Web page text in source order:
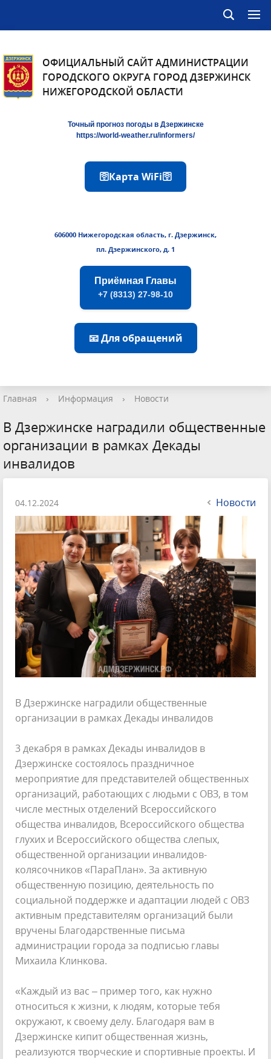
ОФИЦИАЛЬНЫЙ САЙТ АДМИНИСТРАЦИИ
ГОРОДСКОГО ОКРУГА ГОРОД ДЗЕРЖИНСК
НИЖЕГОРОДСКОЙ ОБЛАСТИ
Точный прогноз погоды в Дзержинске
https://world-weather.ru/informers/
🛜Карта WiFi🛜
606000 Нижегородская область, г. Дзержинск,
пл. Дзержинского, д. 1
Приёмная Главы
+7 (8313) 27-98-10
📧 Для обращений
Главная › Информация › Новости
В Дзержинске наградили общественные
организации в рамках Декады
инвалидов
04.12.2024 Новости
В Дзержинске наградили общественные
организации в рамках Декады инвалидов
3 декабря в рамках Декады инвалидов в
Дзержинске состоялось праздничное
мероприятие для представителей общественных
организаций, работающих с людьми с ОВЗ, в том
числе местных отделений Всероссийского
общества инвалидов, Всероссийского общества
глухих и Всероссийского общества слепых,
общественной организации инвалидов-
колясочников «ПараПлан». За активную
общественную позицию, деятельность по
социальной поддержке и адаптации людей с ОВЗ
активным представителям организаций были
вручены Благодарственные письма
администрации города за подписью главы
Михаила Клинкова.
«Каждый из вас – пример того, как нужно
относиться к жизни, к людям, которые тебя
окружают, к своему делу. Благодаря вам в
Дзержинске кипит общественная жизнь,
реализуются творческие и спортивные проекты. И